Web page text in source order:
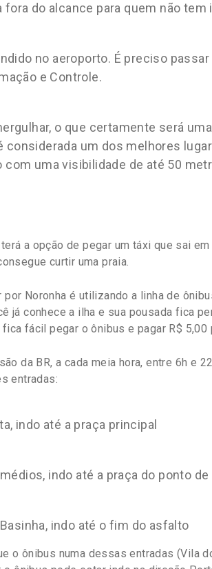
fora do alcance para quem não tem
no aeroporto. É preciso
e Controle.
o que certamente será
considerada um dos melhores
com uma visibilidade de até 50
a opção de pegar um táxi que sai
curtir uma praia.
Noronha é utilizando a linha de
já conhece a ilha e sua pousada fica
fácil pegar o ônibus e pagar R$ 5,00
da BR, a cada meia hora, entre 6h e
entradas:
indo até a praça principal
indo até a praça do ponto de
indo até o fim do asfalto
o ônibus numa dessas entradas (Vila